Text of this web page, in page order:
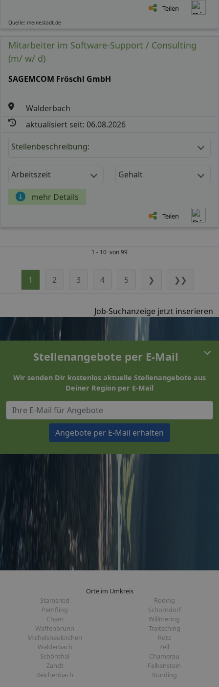
Teilen
Quelle: meinestadt.de
Mitarbeiter im Software-Support / Consulting
(m/ w/ d)
SAGEMCOM Fröschl GmbH
Walderbach
aktualisiert seit: 06.08.2026
Stellenbeschreibung:
Arbeitszeit Gehalt
mehr Details
Teilen
1 - 10 von 99
1 2 3 4 5 ❯ ❯❯
Job-Suchanzeige jetzt inserieren
Stellenangebote per E-Mail
Wir senden Dir kostenlos aktuelle Stellenangebote aus
Deiner Region per E-Mail
Angebote per E-Mail erhalten
Orte im Umkreis
Stamsried
Roding
Pemfling
Schorndorf
Cham
Willmering
Waffenbrunn
Traitsching
Michelsneukirchen
Rötz
Walderbach
Zell
Schönthal
Chamerau
Zandt
Falkenstein
Reichenbach
Runding